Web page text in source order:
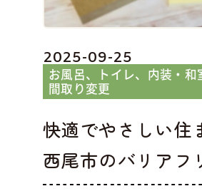
2025-09-25
お風呂 トイレ 内装・和
間取り変更
快適でやさしい住
西尾市のバリアフ